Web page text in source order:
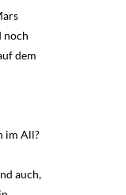
noch
dem
im All?
auch,